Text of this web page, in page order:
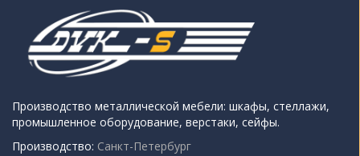
Производство металлической мебели: шкафы, стеллажи,
промышленное оборудование, верстаки, сейфы.
Производство: Санкт-Петербург